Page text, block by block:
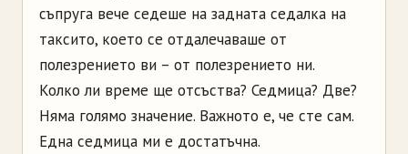
съпруга вече седеше на задната седалка на
таксито, което се отдалечаваше от
полезрението ви – от полезрението ни.
Колко ли време ще отсъства? Седмица? Две?
Няма голямо значение. Важното е, че сте сам.
Една седмица ми е достатъчна.